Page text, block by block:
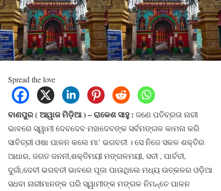
Spread the love
ବାଣପୁର ( ଆୱାଜ ମିଡ଼ିଆ ) – ରାକେଶ ସାହୁ : ଜଣେ ପତିବ୍ରତା ନାରୀ
ଭାବରେ ସ୍ୱାମୀ ଦେବଦେବ ମହାଦେବଙ୍କ ସର୍ବମଙ୍ଗଳ କାମନା କରି
ସାବିତ୍ରୀ ଓଷା ପାଳନ କଲେ ମା’ ଭଗବତୀ । ସେ ନିଜେ ସକଳ ଶକ୍ତିର
ଆଧାର, ଜଗତ ଜନନୀ,ଶକ୍ତିମୟୀ ମଙ୍ଗଳମୟୀ, ସତୀ , ପାର୍ବତୀ,
ଦୁର୍ଗା,ଦେବୀ ଭଗବତୀ ଭାବରେ ପୂଜା ପାଉଥିଲେ ମଧ୍ୟ ଉତ୍କଳର ଓଡ଼ିଆ
ସଧବା ନାରୀମାନଙ୍କ ପରି ସ୍ୱାମୀଙ୍କ ମଙ୍ଗଳ ନିମନ୍ତେ ପାଳନ